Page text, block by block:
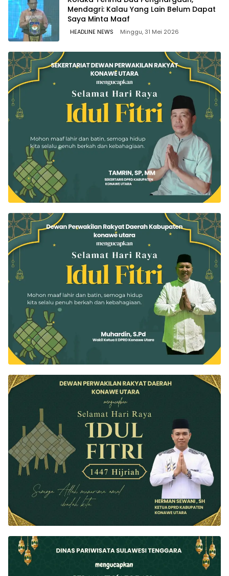
Mendagri: Kalau Yang Lain Belum Dapat
Saya Minta Maaf
HEADLINE NEWS Minggu, 31 Mei 2026